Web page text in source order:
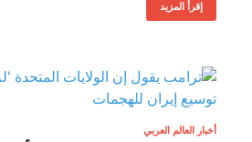
إقرأ المزيد
أخبار العالم العربي